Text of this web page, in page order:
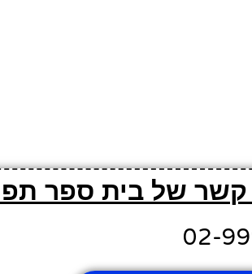
קשר של בית ספר